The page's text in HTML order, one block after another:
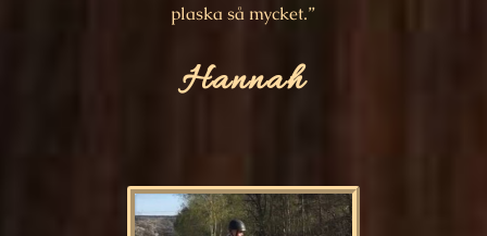
plaska så mycket.”
Hannah